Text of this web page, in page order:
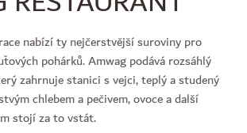
nabízí ty nejčerstvější suroviny pro
pohárků. Amwag podává rozsáhlý
zahrnuje stanici s vejci, teplý a studený
chlebem a pečivem, ovoce a další
stojí za to vstát.